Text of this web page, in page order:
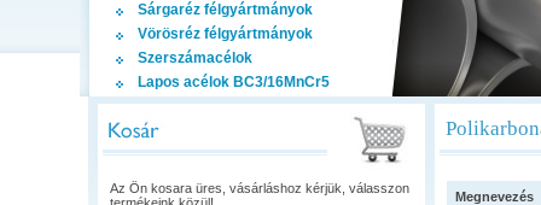
Sárgaréz félgyártmányok
Vörösréz félgyártmányok
Szerszámacélok
Lapos acélok BC3/16MnCr5
Az Ön kosara üres, vásárláshoz kérjük, válasszon
Megnevezés